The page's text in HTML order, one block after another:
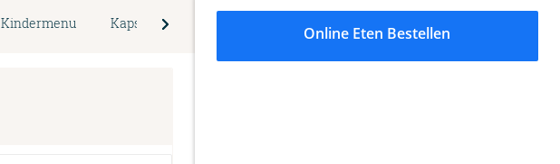
Kindermenu Kapsalon Nagerechten
Online Eten Bestellen